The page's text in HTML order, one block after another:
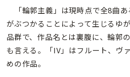
「輪郭主義」は現時点で全8曲
がぶつかることによって生じるゆ
品群で、作品名とは裏腹に、輪郭
も言える。「IV」はフルート、ヴ
めの作品。